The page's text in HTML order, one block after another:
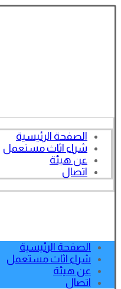
الصفحة الرئيسية
شراء اثاث مستعمل
عن هيئة
اتصال
الصفحة الرئيسية
شراء اثاث مستعمل
عن هيئة
اتصال